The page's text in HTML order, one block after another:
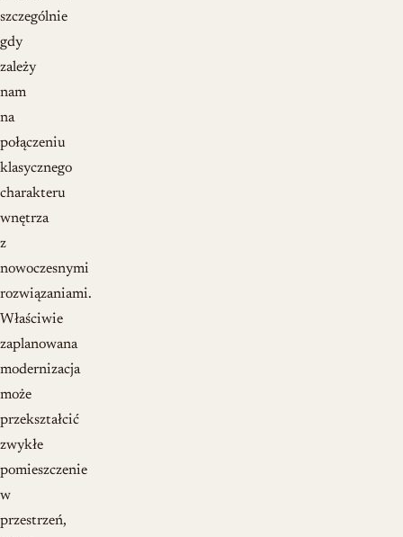
szczególnie
gdy
zależy
nam
na
połączeniu
klasycznego
charakteru
wnętrza
z
nowoczesnymi
rozwiązaniami.
Właściwie
zaplanowana
modernizacja
może
przekształcić
zwykłe
pomieszczenie
w
przestrzeń,